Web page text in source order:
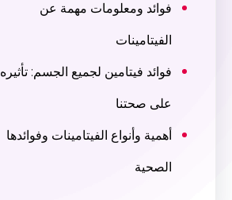
فوائد ومعلومات مهمة عن
الفيتامينات
فوائد فيتامين لجميع الجسم: تأثيره
على صحتنا
أهمية وأنواع الفيتامينات وفوائدها
الصحية